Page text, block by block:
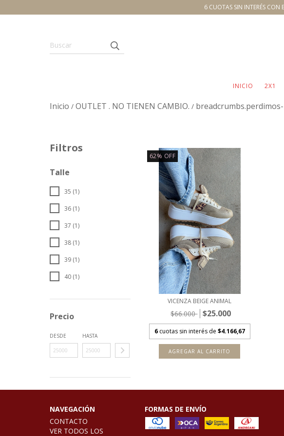
6 CUOTAS SIN INTERÉS CON
INICIO 2X1
Inicio / OUTLET . NO TIENEN CAMBIO. /
Filtros
Talle
35 (1)
36 (1)
37 (1)
38 (1)
39 (1)
40 (1)
Precio
DESDE HASTA
62% OFF
VICENZA BEIGE ANIMAL
$66.000 $25.000
6 cuotas sin interés de $4.166,67
AGREGAR AL CARRITO
NAVEGACIÓN
CONTACTO
VER TODOS LOS
FORMAS DE ENVÍO